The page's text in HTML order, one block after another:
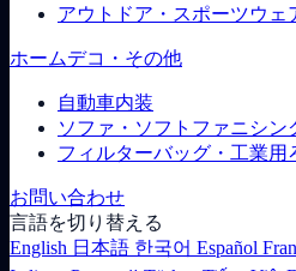
アウトドア・スポーツウェ
ホームデコ・その他
自動車内装
ソファ・ソフトファニシン
フィルターバッグ・工業用
お問い合わせ
言語を切り替える
English 日本語 한국어 Español